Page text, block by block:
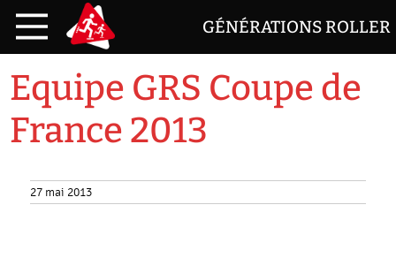
GÉNÉRATIONS ROLLER
Equipe GRS Coupe de
France 2013
27 mai 2013